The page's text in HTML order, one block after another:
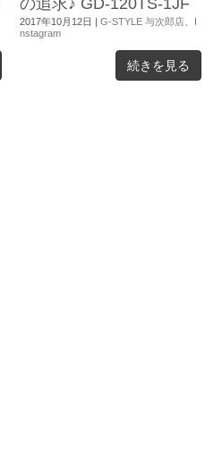
2017年10月12日 |G-STYLE 与次郎店
I
nstagram
続きを見る